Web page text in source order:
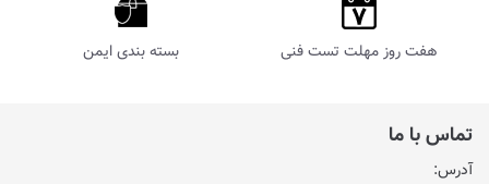
هفت روز مهلت تست فنی بسته بندی ایمن
تماس با ما
آدرس: